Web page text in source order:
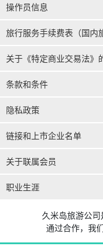
操作员信息
旅行服务手续费表（国内
关于《特定商业交易法》
条款和条件
隐私政策
链接和上市企业名单
关于联属会员
职业生涯
久米岛旅游公司
通过合作，我